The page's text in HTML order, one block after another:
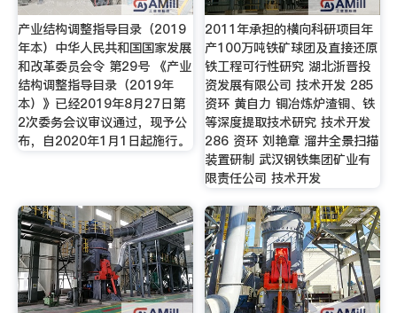
产业结构调整指导目录（2019
年本）中华人民共和国国家发展
和改革委员会令 第29号 《产业
结构调整指导目录（2019年
本）》已经2019年8月27日第
2次委务会议审议通过，现予公
布，自2020年1月1日起施行。
2011年承担的横向科研项目年
产100万吨铁矿球团及直接还原
铁工程可行性研究 湖北浙晋投
资发展有限公司 技术开发 285
资环 黄自力 铜冶炼炉渣铜、铁
等深度提取技术研究 技术开发
286 资环 刘艳章 溜井全景扫描
装置研制 武汉钢铁集团矿业有
限责任公司 技术开发